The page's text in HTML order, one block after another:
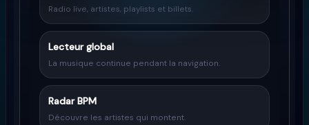
Radio live, artistes, playlists et billets.
Lecteur global
La musique continue pendant la navigation.
Radar BPM
Découvre les artistes qui montent.